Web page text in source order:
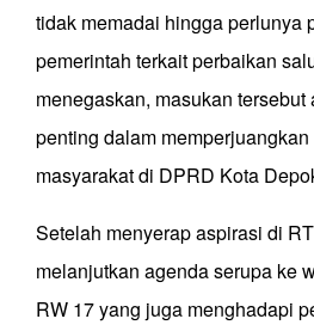
tidak memadai hingga perlunya
pemerintah terkait perbaikan
menegaskan, masukan
penting dalam
masyarakat di DPRD Kota
Setelah menyerap aspirasi di
melanjutkan agenda serupa ke
RW 17 yang juga menghadapi